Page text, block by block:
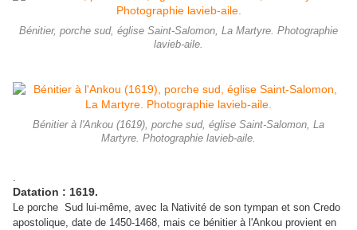
Bénitier, porche sud, église Saint-Salomon, La Martyre. Photographie
lavieb-aile.
Bénitier à l'Ankou (1619), porche sud, église Saint-Salomon, La
Martyre. Photographie lavieb-aile.
Datation : 1619.
Le porche Sud lui-même, avec la Nativité de son tympan et son Credo
apostolique, date de 1450-1468, mais ce bénitier à l'Ankou provient en